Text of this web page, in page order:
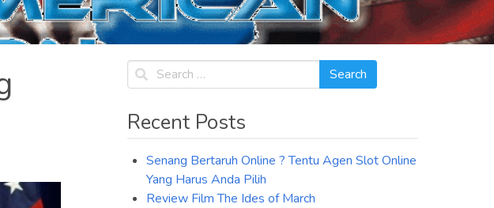
Recent Posts
Senang Bertaruh Online ? Tentu Agen Slot Online
Yang Harus Anda Pilih
Review Film The Ides of March